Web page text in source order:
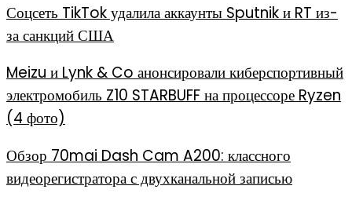
Соцсеть TikTok удалила аккаунты Sputnik и RT из-
за санкций США
Meizu и Lynk & Co анонсировали киберспортивный
электромобиль Z10 STARBUFF на процессоре Ryzen
(4 фото)
Обзор 70mai Dash Cam A200: классного
видеорегистратора с двухканальной записью